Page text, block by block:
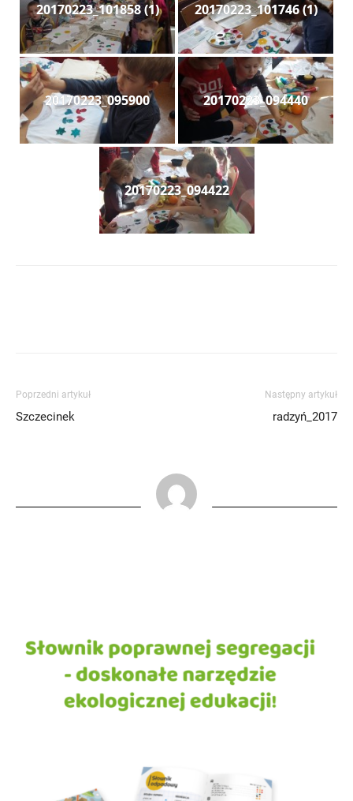
20170223_101858 (1) 20170223_101746 (1)
20170223_095900 20170223_094440
20170223_094422
Poprzedni artykuł
Szczecinek
Następny artykuł
radzyń_2017